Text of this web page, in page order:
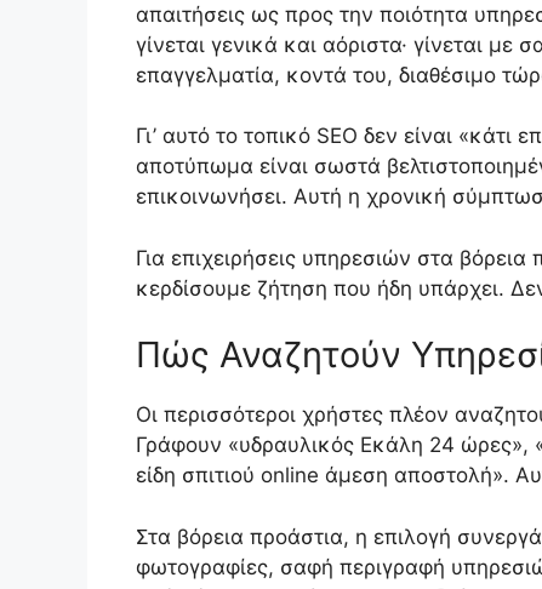
απαιτήσεις ως προς την ποιότητα
γίνεται γενικά και αόριστα· γίνεται
επαγγελματία, κοντά του, διαθέσιμο
Γι’ αυτό το τοπικό SEO δεν είναι
αποτύπωμα είναι σωστά
επικοινωνήσει. Αυτή η χρονική
Για επιχειρήσεις υπηρεσιών στα
κερδίσουμε ζήτηση που ήδη υπάρχει.
Πώς Αναζητούν
Οι περισσότεροι χρήστες πλέον
Γράφουν «υδραυλικός Εκάλη 24 ώρες»,
είδη σπιτιού online άμεση αποστολή».
Στα βόρεια προάστια, η επιλογή
φωτογραφίες, σαφή περιγραφή